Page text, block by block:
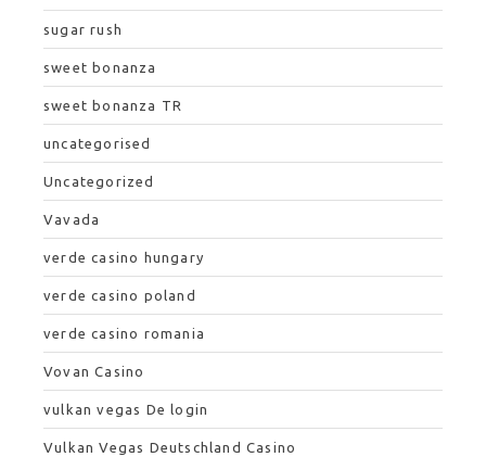
sugar rush
sweet bonanza
sweet bonanza TR
uncategorised
Uncategorized
Vavada
verde casino hungary
verde casino poland
verde casino romania
Vovan Casino
vulkan vegas De login
Vulkan Vegas Deutschland Casino